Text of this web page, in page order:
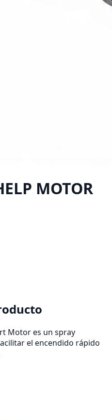
MOTOR
Motor es un spray
el encendido rápido